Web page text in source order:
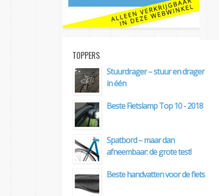
TOPPERS
Stuurdrager – stuur en drager
in één
Beste Fietslamp Top 10 - 2018
Spatbord – maar dan
afneembaar: de grote test!
Beste handvatten voor de fiets